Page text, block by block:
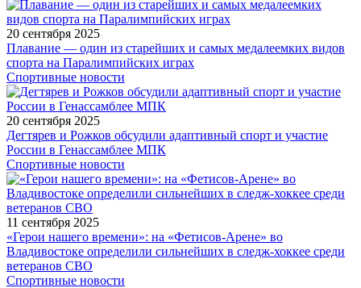
20 сентября 2025
Плавание — один из старейших и самых медалеемких видов
спорта на Паралимпийских играх
Спортивные новости
20 сентября 2025
Дегтярев и Рожков обсудили адаптивный спорт и участие
России в Генассамблее МПК
Спортивные новости
11 сентября 2025
«Герои нашего времени»: на «Фетисов-Арене» во
Владивостоке определили сильнейших в следж-хоккее среди
ветеранов СВО
Спортивные новости